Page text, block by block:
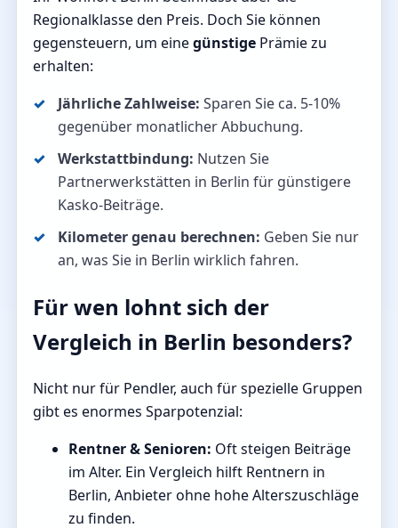
Regionalklasse den Preis. Doch Sie können
gegensteuern, um einegünstige Prämie zu
erhalten:
Jährliche Zahlweise: Sparen Sie ca. 5-10%
gegenüber monatlicher Abbuchung.
Werkstattbindung: Nutzen Sie
Partnerwerkstätten in Berlin für günstigere
Kasko-Beiträge.
Kilometer genau berechnen: Geben Sie nur
an, was Sie in Berlin wirklich fahren.
Für wen lohnt sich der
Vergleich in Berlin besonders?
Nicht nur für Pendler, auch für spezielle Gruppen
gibt es enormes Sparpotenzial:
Rentner & Senioren: Oft steigen Beiträge
im Alter. Ein Vergleich hilft Rentnern in
Berlin, Anbieter ohne hohe Alterszuschläge
zu finden.